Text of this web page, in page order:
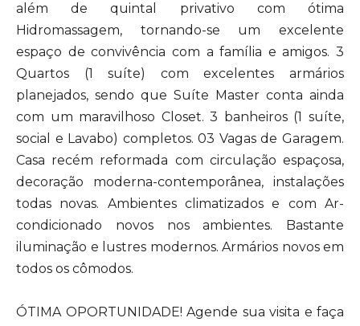
além de quintal privativo com ótima
Hidromassagem, tornando-se um excelente
espaço de convivência com a família e amigos. 3
Quartos (1 suíte) com excelentes armários
planejados, sendo que Suíte Master conta ainda
com um maravilhoso Closet. 3 banheiros (1 suíte,
social e Lavabo) completos. 03 Vagas de Garagem.
Casa recém reformada com circulação espaçosa,
decoração moderna-contemporânea, instalações
todas novas. Ambientes climatizados e com Ar-
condicionado novos nos ambientes. Bastante
iluminação e lustres modernos. Armários novos em
todos os cômodos.
ÓTIMA OPORTUNIDADE! Agende sua visita e faça